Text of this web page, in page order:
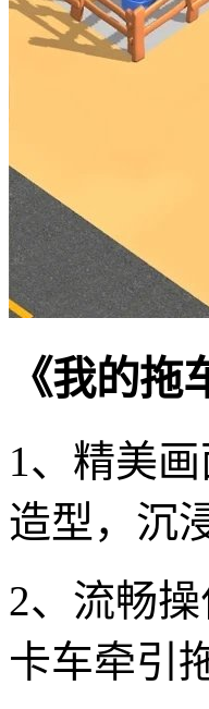
《我的
1、精美
造型，沉
2、流畅操
卡车牵引